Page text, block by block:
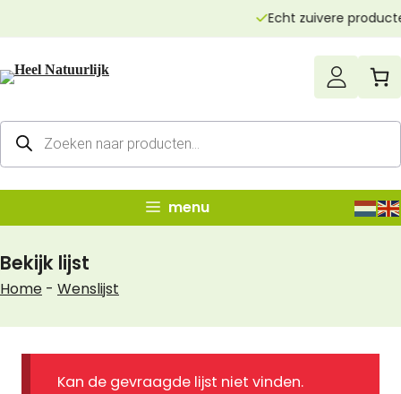
inhoud
Echt zuivere producten
Producten
zoeken
menu
Bekijk lijst
Home - Wenslijst
Kan de gevraagde lijst niet vinden.